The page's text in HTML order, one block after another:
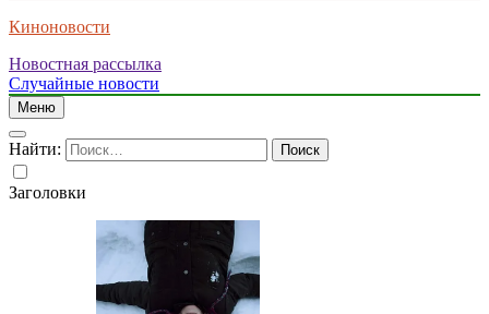
Киноновости
Новостная рассылка
Случайные новости
Меню
Найти:
Заголовки